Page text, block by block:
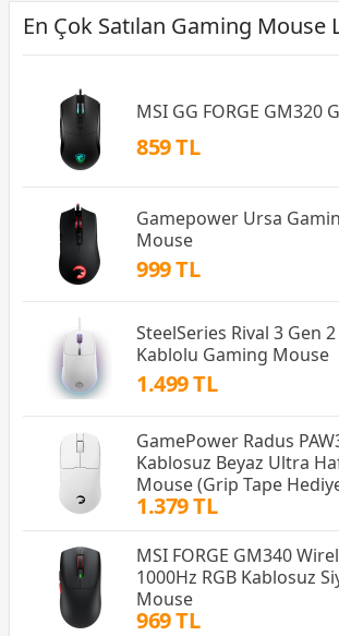
En Çok Satılan Gaming Mouse
MSI GG FORGE GM320
859 TL
Gamepower Ursa
Mouse
999 TL
SteelSeries Rival 3 Gen
Kablolu Gaming Mouse
1.499 TL
GamePower Radus
Kablosuz Beyaz Ultra
Mouse (Grip Tape
1.379 TL
MSI FORGE GM340
1000Hz RGB Kablosuz
Mouse
969 TL